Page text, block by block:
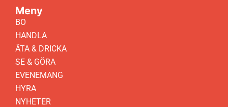
Meny
BO
HANDLA
ÄTA & DRICKA
SE & GÖRA
EVENEMANG
HYRA
NYHETER